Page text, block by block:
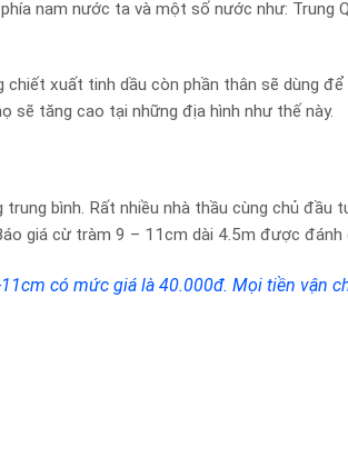
nam nước ta và một số nước như: Trung
xuất tinh dầu còn phần thân sẽ dùng
sẽ tăng cao tại những địa hình như thế này.
bình. Rất nhiều nhà thầu cùng chủ đầu
giá cừ tràm 9 – 11cm dài 4.5m được
có mức giá là 40.000đ. Mọi tiền vận